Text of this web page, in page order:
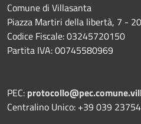
Comune di Villasanta
Piazza Martiri della libertà, 7 -
Codice Fiscale: 03245720150
Partita IVA: 00745580969
PEC:
Centralino Unico: +39 039